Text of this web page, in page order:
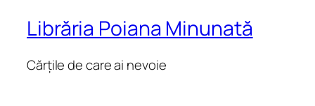
Librăria Poiana Minunată
Cărțile de care ai nevoie